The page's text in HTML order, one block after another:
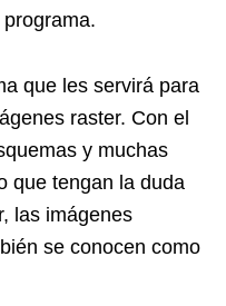
que les servirá para
raster. Con el
y muchas
que tengan la duda
las imágenes
se conocen como